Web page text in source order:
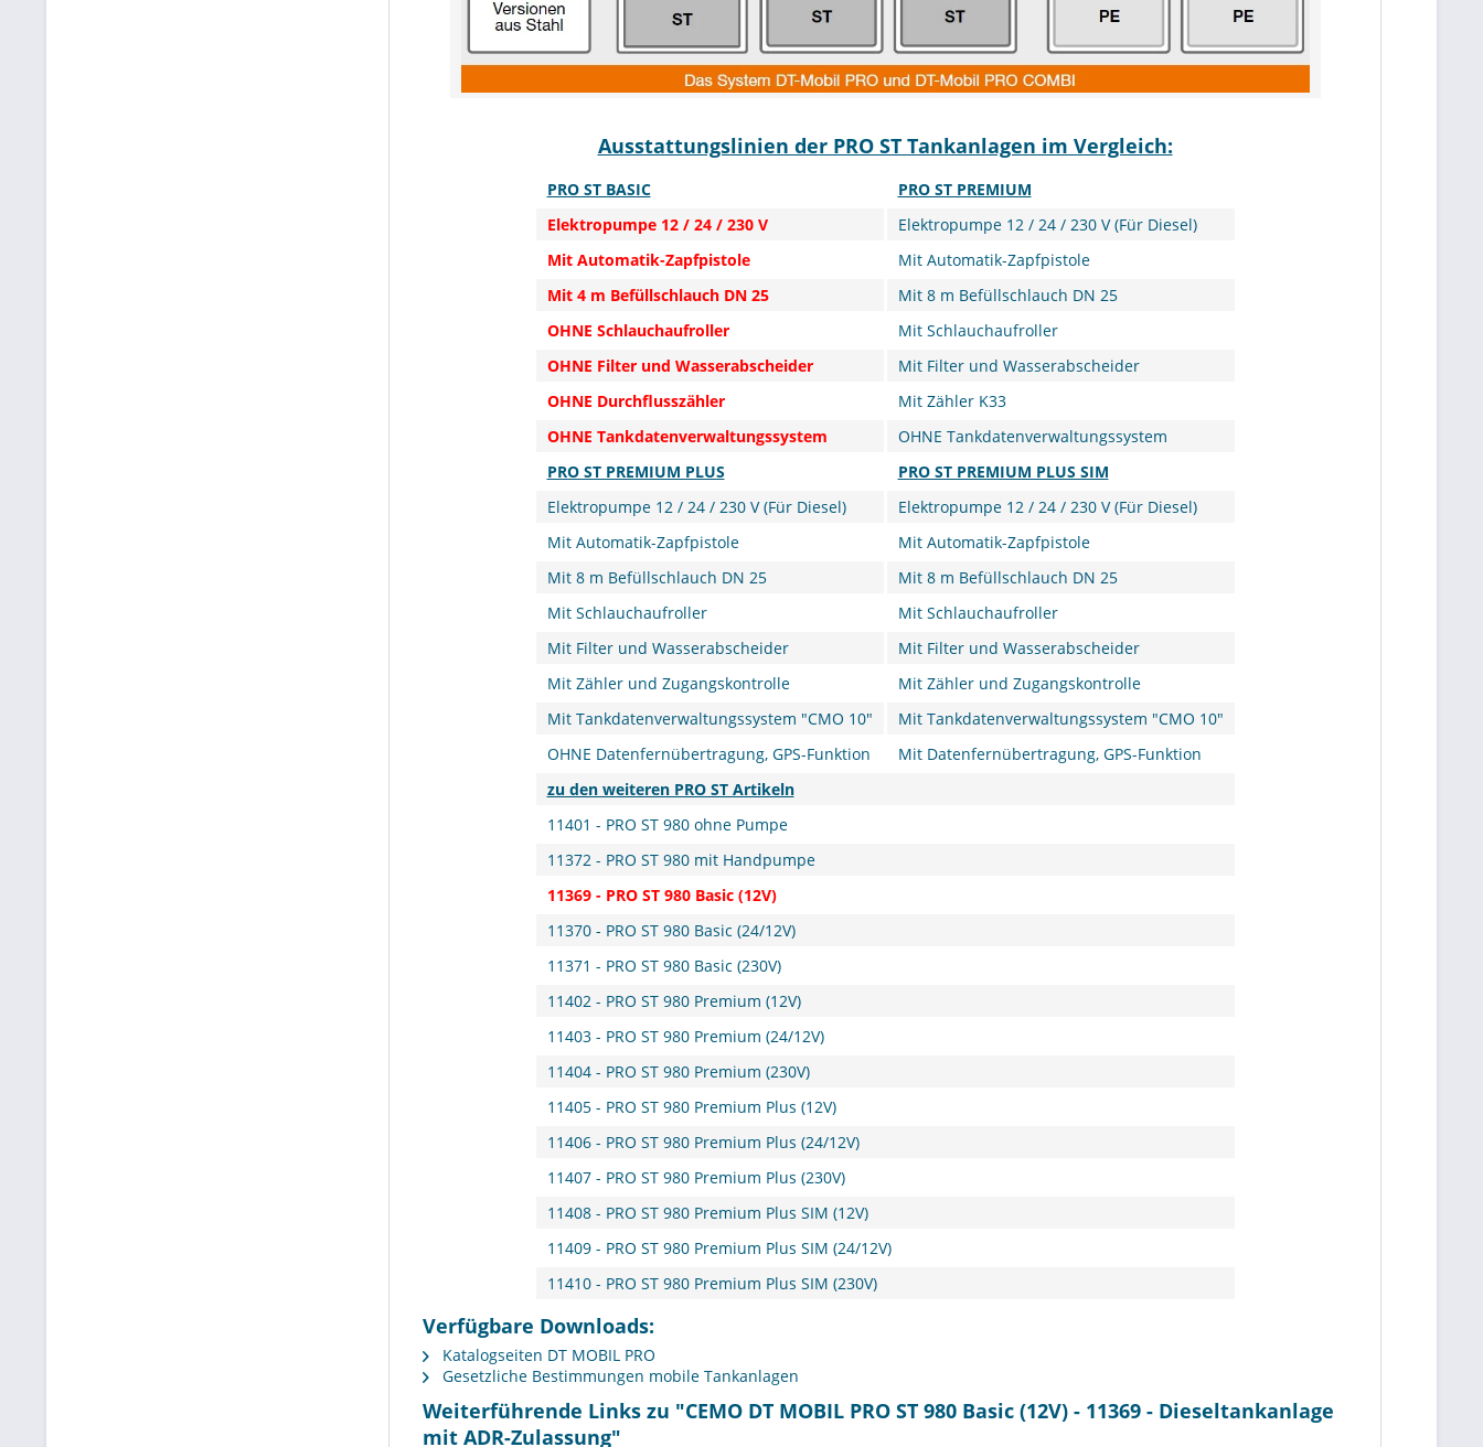
Ausstattungslinien der PRO ST Tankanlagen im Vergleich:
PRO ST BASIC
PRO ST PREMIUM
Elektropumpe 12 / 24 / 230 V
Elektropumpe 12 / 24 / 230 V (Für Diesel)
Mit Automatik-Zapfpistole
Mit Automatik-Zapfpistole
Mit 4 m Befüllschlauch DN 25
Mit 8 m Befüllschlauch DN 25
OHNE Schlauchaufroller
Mit Schlauchaufroller
OHNE Filter und Wasserabscheider
Mit Filter und Wasserabscheider
OHNE Durchflusszähler
Mit Zähler K33
OHNE Tankdatenverwaltungssystem
OHNE Tankdatenverwaltungssystem
PRO ST PREMIUM PLUS
PRO ST PREMIUM PLUS SIM
Elektropumpe 12 / 24 / 230 V (Für Diesel)
Elektropumpe 12 / 24 / 230 V (Für Diesel)
Mit Automatik-Zapfpistole
Mit Automatik-Zapfpistole
Mit 8 m Befüllschlauch DN 25
Mit 8 m Befüllschlauch DN 25
Mit Schlauchaufroller
Mit Schlauchaufroller
Mit Filter und Wasserabscheider
Mit Filter und Wasserabscheider
Mit Zähler und Zugangskontrolle
Mit Zähler und Zugangskontrolle
Mit Tankdatenverwaltungssystem "CMO 10"
Mit Tankdatenverwaltungssystem "CMO 10"
OHNE Datenfernübertragung, GPS-Funktion
Mit Datenfernübertragung, GPS-Funktion
zu den weiteren PRO ST Artikeln
11401 - PRO ST 980 ohne Pumpe
11372 - PRO ST 980 mit Handpumpe
11369 - PRO ST 980 Basic (12V)
11370 - PRO ST 980 Basic (24/12V)
11371 - PRO ST 980 Basic (230V)
11402 - PRO ST 980 Premium (12V)
11403 - PRO ST 980 Premium (24/12V)
11404 - PRO ST 980 Premium (230V)
11405 - PRO ST 980 Premium Plus (12V)
11406 - PRO ST 980 Premium Plus (24/12V)
11407 - PRO ST 980 Premium Plus (230V)
11408 - PRO ST 980 Premium Plus SIM (12V)
11409 - PRO ST 980 Premium Plus SIM (24/12V)
11410 - PRO ST 980 Premium Plus SIM (230V)
Verfügbare Downloads:
Katalogseiten DT MOBIL PRO
Gesetzliche Bestimmungen mobile Tankanlagen
Weiterführende Links zu "CEMO DT MOBIL PRO ST 980 Basic (12V) - 11369 - Dieseltankanlage
mit ADR-Zulassung"